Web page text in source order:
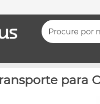
Procure por
para